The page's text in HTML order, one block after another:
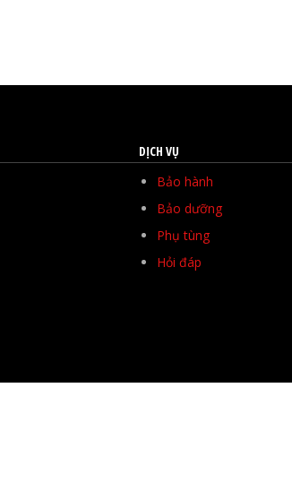
DỊCH VỤ
Bảo hành
Bảo dưỡng
Phụ tùng
Hỏi đáp